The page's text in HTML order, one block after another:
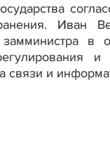
Иван
в
связи и